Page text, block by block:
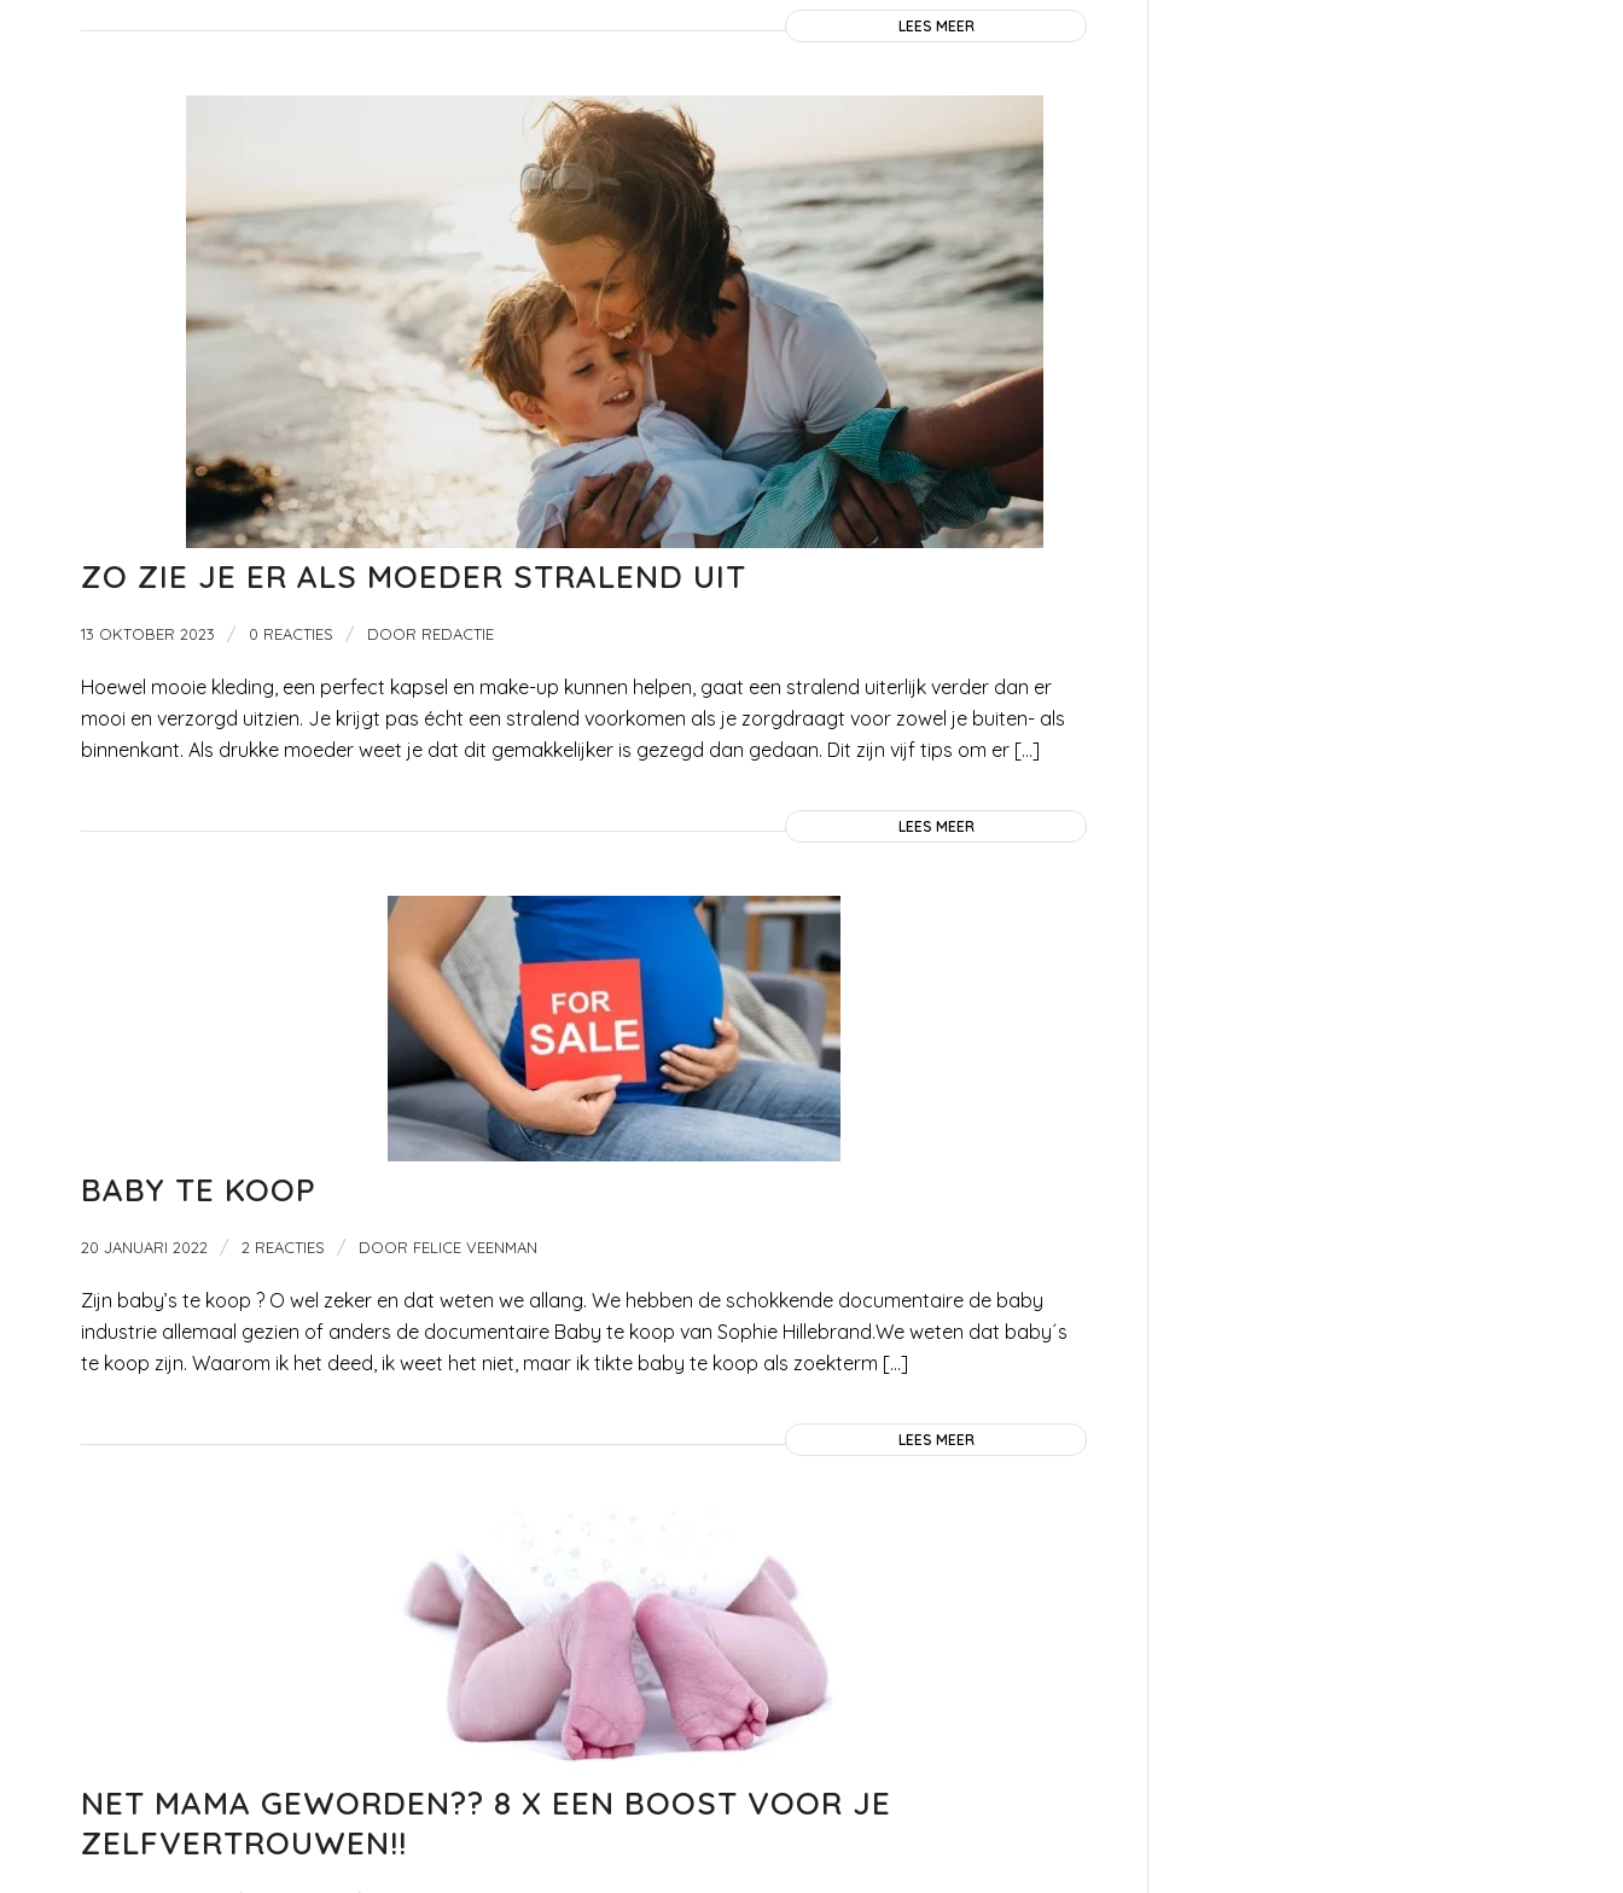
LEES MEER
ZO ZIE JE ER ALS MOEDER STRALEND UIT
13 OKTOBER 2023 / 0 REACTIES / DOOR REDACTIE
Hoewel mooie kleding, een perfect kapsel en make-up kunnen helpen, gaat een stralend uiterlijk verder dan er
mooi en verzorgd uitzien. Je krijgt pas écht een stralend voorkomen als je zorgdraagt voor zowel je buiten- als
binnenkant. Als drukke moeder weet je dat dit gemakkelijker is gezegd dan gedaan. Dit zijn vijf tips om er […]
LEES MEER
BABY TE KOOP
20 JANUARI 2022 / 2 REACTIES / DOOR FELICE VEENMAN
Zijn baby’s te koop ? O wel zeker en dat weten we allang. We hebben de schokkende documentaire de baby
industrie allemaal gezien of anders de documentaire Baby te koop van Sophie Hillebrand.We weten dat baby´s
te koop zijn. Waarom ik het deed, ik weet het niet, maar ik tikte baby te koop als zoekterm […]
LEES MEER
NET MAMA GEWORDEN?? 8 X EEN BOOST VOOR JE
ZELFVERTROUWEN!!